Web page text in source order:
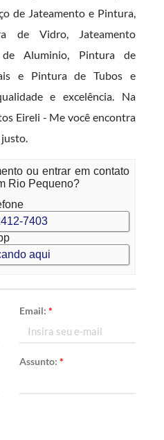
de Jateamento e Pintura,
de Vidro, Jateamento
Aluminio, Pintura de
e Pintura de Tubos e
e excelência. Na
Eireli - Me você encontra
ou entrar em contato
Rio Pequeno?
7403
aqui
Email: *
Assunto: *